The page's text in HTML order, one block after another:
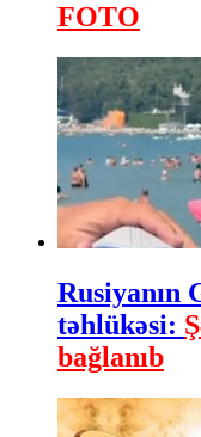
FOTO
Rusiyanın
təhlükəsi:
bağlanıb